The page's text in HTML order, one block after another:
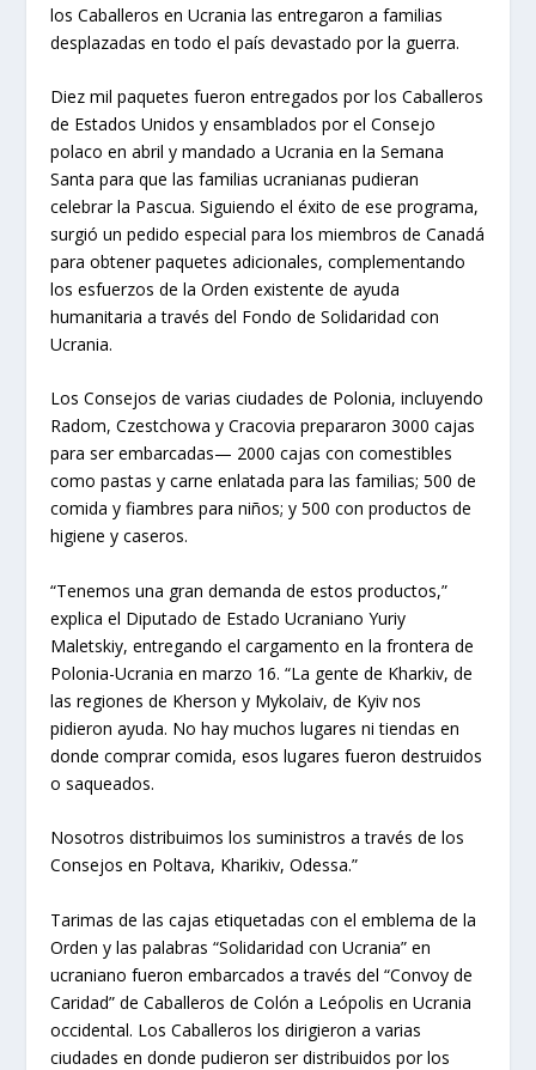
los Caballeros en Ucrania las entregaron a familias
desplazadas en todo el país devastado por la guerra.
Diez mil paquetes fueron entregados por los Caballeros
de Estados Unidos y ensamblados por el Consejo
polaco en abril y mandado a Ucrania en la Semana
Santa para que las familias ucranianas pudieran
celebrar la Pascua. Siguiendo el éxito de ese programa,
surgió un pedido especial para los miembros de Canadá
para obtener paquetes adicionales, complementando
los esfuerzos de la Orden existente de ayuda
humanitaria a través del Fondo de Solidaridad con
Ucrania.
Los Consejos de varias ciudades de Polonia, incluyendo
Radom, Czestchowa y Cracovia prepararon 3000 cajas
para ser embarcadas— 2000 cajas con comestibles
como pastas y carne enlatada para las familias; 500 de
comida y fiambres para niños; y 500 con productos de
higiene y caseros.
“Tenemos una gran demanda de estos productos,”
explica el Diputado de Estado Ucraniano Yuriy
Maletskiy, entregando el cargamento en la frontera de
Polonia-Ucrania en marzo 16. “La gente de Kharkiv, de
las regiones de Kherson y Mykolaiv, de Kyiv nos
pidieron ayuda. No hay muchos lugares ni tiendas en
donde comprar comida, esos lugares fueron destruidos
o saqueados.
Nosotros distribuimos los suministros a través de los
Consejos en Poltava, Kharikiv, Odessa.”
Tarimas de las cajas etiquetadas con el emblema de la
Orden y las palabras “Solidaridad con Ucrania” en
ucraniano fueron embarcados a través del “Convoy de
Caridad” de Caballeros de Colón a Leópolis en Ucrania
occidental. Los Caballeros los dirigieron a varias
ciudades en donde pudieron ser distribuidos por los